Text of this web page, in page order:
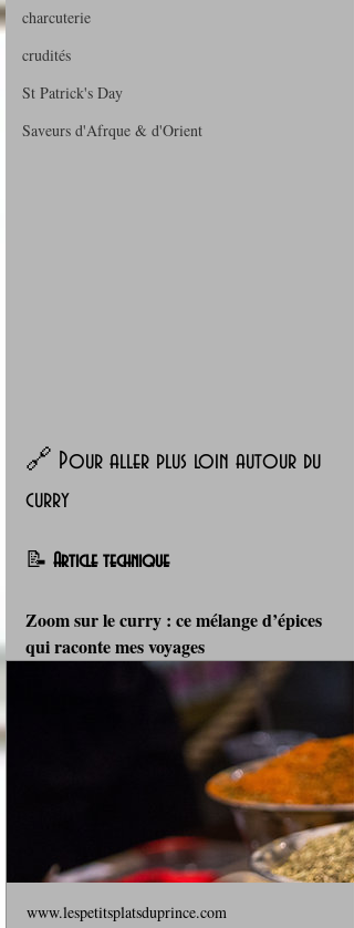
charcuterie
crudités
St Patrick's Day
Saveurs d'Afrque & d'Orient
🔗 Pour aller plus loin autour du
curry
📝 Article technique
Zoom sur le curry : ce mélange d’épices
qui raconte mes voyages
www.lespetitsplatsduprince.com